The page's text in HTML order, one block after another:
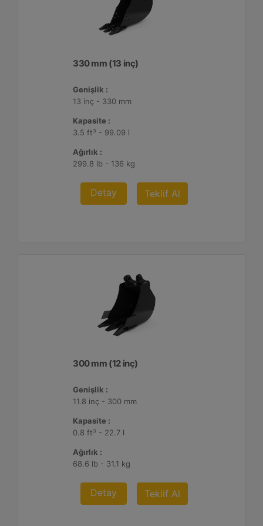
330 mm (13 inç)
Genişlik :
13 inç - 330 mm
Kapasite :
3.5 ft³ - 99.09 l
Ağırlık :
299.8 lb - 136 kg
Detay Teklif Al
300 mm (12 inç)
Genişlik :
11.8 inç - 300 mm
Kapasite :
0.8 ft³ - 22.7 l
Ağırlık :
68.6 lb - 31.1 kg
Detay Teklif Al